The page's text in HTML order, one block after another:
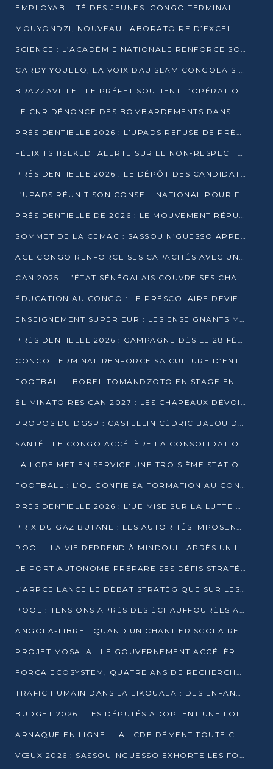
EMPLOYABILITÉ DES JEUNES :CONGO TERMINAL S’ALLIE À L’ESCIC POUR RAPPROCHER L’ÉCOLE DU TERRAIN
MOUYONDZI, NOUVEAU LABORATOIRE D’EXCELLENCE PÉDAGOGIQUE AVEC L’ENFICE
SCIENCE : L’ACADÉMIE NATIONALE RENFORCE SON ÉQUIPE ET TRACE SA FEUILLE DE ROUTE 2026
CARDY YOUELO, LA VOIX DAU SLAM CONGOLAIS QUI INTERPELLE LE MONDE
BRAZZAVILLE : LE PRÉFET SOUTIENT L’OPÉRATION « ZÉRO KULUNA » ET APPELLE À LA VIGILANCE CITOYENNE
LE CNR DÉNONCE DES BOMBARDEMENTS DANS LE POOL ET ACCUSE LE GOUVERNEMENT
PRÉSIDENTIELLE 2026 : L’UPADS REFUSE DE PRÉSENTER UN CANDIDAT ET DÉNONCE UN PROCESSUS NON CRÉDIBLE
FÉLIX TSHISEKEDI ALERTE SUR LE NON-RESPECT DES ENGAGEMENTS DE PAIX APRÈS SA RENCONTRE AVEC D. SASSOU-NGUESSO
PRÉSIDENTIELLE 2026 : LE DÉPÔT DES CANDIDATURES OUVERT DU 29 JANVIER AU 12 FÉVRIER
L’UPADS RÉUNIT SON CONSEIL NATIONAL POUR FIXER SA LIGNE POLITIQUE À DEUX MOIS DE LA PRÉSIDENTIELLE
PRÉSIDENTIELLE DE 2026 : LE MOUVEMENT RÉPUBLICAIN DÉNONCE UNE CONVOCATION ÉLECTORALE « OPAQUE ET PRÉCIPITÉE »
SOMMET DE LA CEMAC : SASSOU N’GUESSO APPELLE À LA VIGILANCE FACE AUX RISQUES ÉCONOMIQUES
AGL CONGO RENFORCE SES CAPACITÉS AVEC UNE GRUE DE 250 TONNES
CAN 2025 : L’ÉTAT SÉNÉGALAIS COUVRE SES CHAMPIONS D’AFRIQUE DE RÉCOMPENSES EXCEPTIONNELLES
ÉDUCATION AU CONGO : LE PRÉSCOLAIRE DEVIENT OBLIGATOIRE, LE BTS CONSACRÉ DIPLÔME D’ÉTAT
ENSEIGNEMENT SUPÉRIEUR : LES ENSEIGNANTS MAINTIENNENT LA GRÈVE ET EXIGENT UN ACCORD ÉCRIT AVEC L’ÉTAT
PRÉSIDENTIELLE 2026 : CAMPAGNE DÈS LE 28 FÉVRIER, SCRUTIN LES 12 ET 15 MARS
CONGO TERMINAL RENFORCE SA CULTURE D’ENTREPRISE AVEC LE PROGRAMME « WIN TOGETHER »
FOOTBALL : BOREL TOMANDZOTO EN STAGE EN ESPAGNE AVEC POLISSYA FC
ÉLIMINATOIRES CAN 2027 : LES CHAPEAUX DÉVOILÉS, LE CONGO FIXÉ SUR SON SORT
PROPOS DU DGSP : CASTELLIN CÉDRIC BALOU DÉNONCE DES PROPOS INTIMIDANTS
SANTÉ : LE CONGO ACCÉLÈRE LA CONSOLIDATION DE L’OFFRE DE SOINS
LA LCDE MET EN SERVICE UNE TROISIÈME STATION D’EAU POTABLE À MFILOU
FOOTBALL : L’OL CONFIE SA FORMATION AU CONGOLAIS CHRISTIAN BASSILA
PRÉSIDENTIELLE 2026 : L’UE MISE SUR LA LUTTE CONTRE LA DÉSINFORMATION
PRIX DU GAZ BUTANE : LES AUTORITÉS IMPOSENT LE RESPECT DES PRIX RÉGLEMENTÉS
POOL : LA VIE REPREND À MINDOULI APRÈS UN INCIDENT ARMÉ SUR LA RN1
LE PORT AUTONOME PRÉPARE SES DÉFIS STRATÉGIQUES DE 2026
L’ARPCE LANCE LE DÉBAT STRATÉGIQUE SUR LES DONNÉES, L’IA ET LA FINANCE NUMÉRIQUE AU CONGO
POOL : TENSIONS APRÈS DES ÉCHAUFFOURÉES ARMÉES ENTRE DGSP ET EX-MILICIENS NINJA
ANGOLA-LIBRE : QUAND UN CHANTIER SCOLAIRE DEVIENT LE MIROIR D’UN CONGO EN MOUVEMENT
PROJET MOSALA : LE GOUVERNEMENT ACCÉLÈRE L’INSERTION DES JEUNES EN 2026
FORCA ECOSYSTEM, QUATRE ANS DE RECHERCHE DE TERRAIN AVANT UN LANCEMENT OFFICIEL EN 2026
TRAFIC HUMAIN DANS LA LIKOUALA : DES ENFANTS AUTOCHTONES RÉDUITS AU TRAVAIL FORCÉ
BUDGET 2026 : LES DÉPUTÉS ADOPTENT UNE LOI DES FINANCES DE PLUS DE 2500 MILLIARDS FCFA
ARNAQUE EN LIGNE : LA LCDE DÉMENT TOUTE CAMPAGNE DE RECRUTEMENT
VŒUX 2026 : SASSOU-NGUESSO EXHORTE LES FORCES VIVES À RENFORCER L’UNITÉ